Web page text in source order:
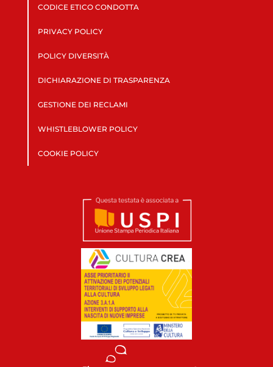
CODICE ETICO CONDOTTA
PRIVACY POLICY
POLICY DIVERSITÀ
DICHIARAZIONE DI TRASPARENZA
GESTIONE DEI RECLAMI
WHISTLEBLOWER POLICY
COOKIE POLICY